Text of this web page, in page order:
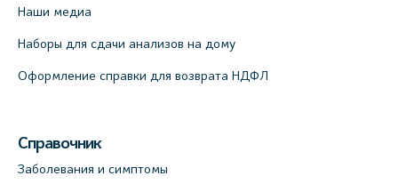
Наши медиа
Наборы для сдачи анализов на дому
Оформление справки для возврата НДФЛ
Справочник
Заболевания и симптомы